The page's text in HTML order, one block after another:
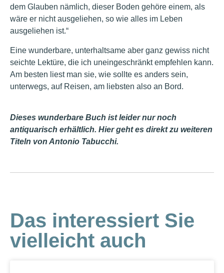
dem Glauben nämlich, dieser Boden gehöre einem, als
wäre er nicht ausgeliehen, so wie alles im Leben
ausgeliehen ist.“
Eine wunderbare, unterhaltsame aber ganz gewiss nicht
seichte Lektüre, die ich uneingeschränkt empfehlen kann.
Am besten liest man sie, wie sollte es anders sein,
unterwegs, auf Reisen, am liebsten also an Bord.
Dieses wunderbare Buch ist leider nur noch
antiquarisch erhältlich. Hier geht es direkt zu weiteren
Titeln von Antonio Tabucchi.
Das interessiert Sie
vielleicht auch